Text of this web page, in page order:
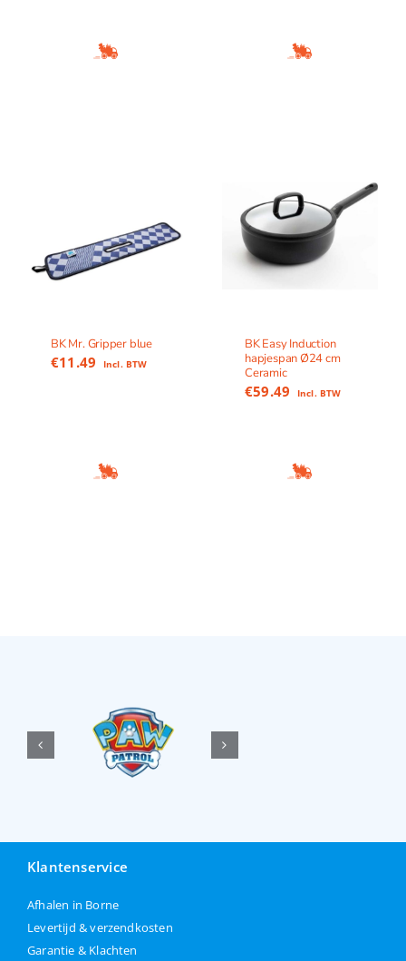
BK Mr. Gripper blue
€11.49 Incl. BTW
BK Easy Induction
hapjespan Ø24 cm
Ceramic
€59.49 Incl. BTW
Klantenservice
Afhalen in Borne
Levertijd & verzendkosten
Garantie & Klachten